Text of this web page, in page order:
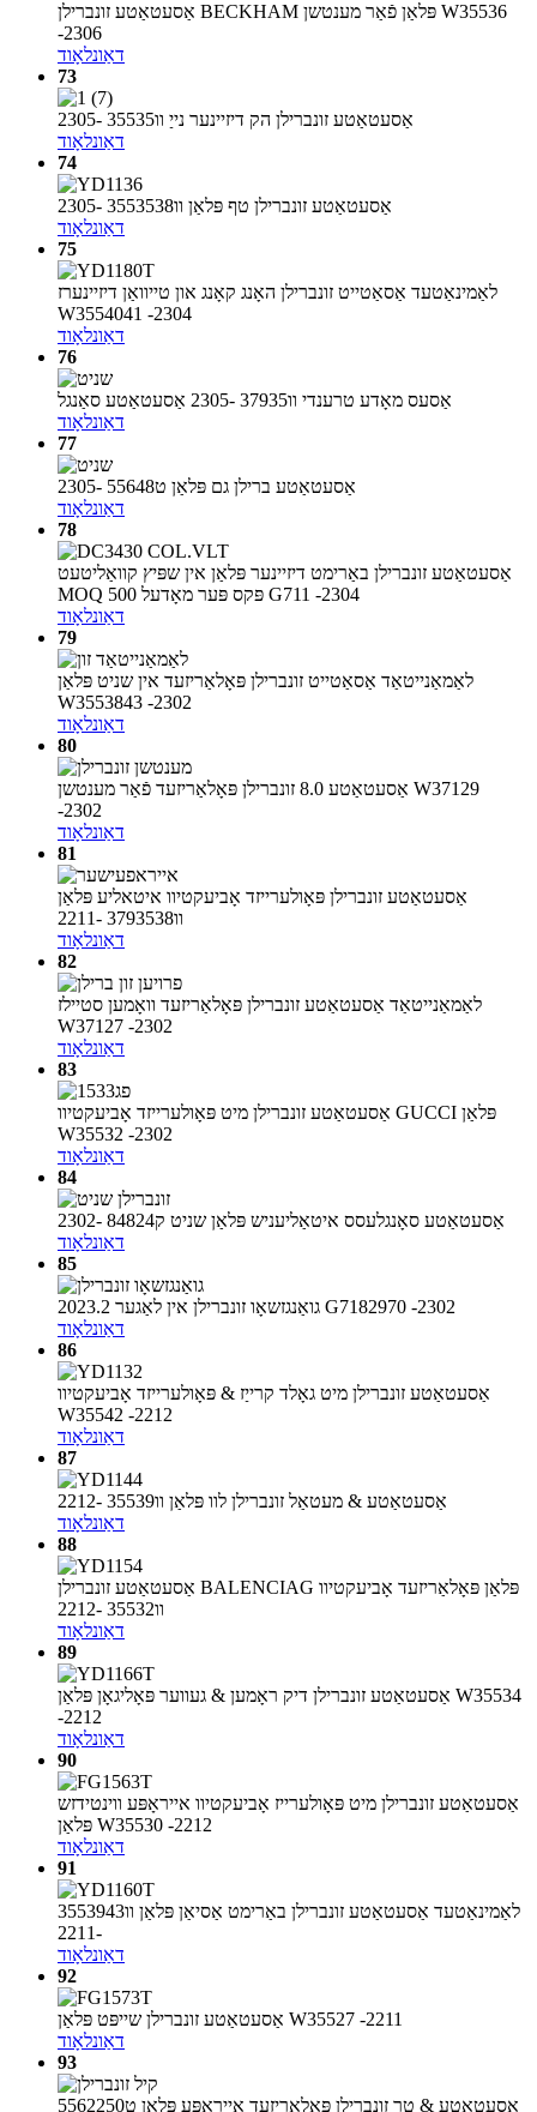
אַסעטאַטע זונברילן BECKHAM פּלאַן פֿאַר מענטשן W35536
-2306
דאַונלאָוד
73
אַסעטאַטע זונברילן הק דיזיינער נייַ וו35535 -2305
דאַונלאָוד
74
אַסעטאַטע זונברילן טף פּלאַן וו3553538 -2305
דאַונלאָוד
75
לאַמינאַטעד אַסאַטייט זונברילן האָנג קאָנג און טייוואַן דיזיינערז
W3554041 -2304
דאַונלאָוד
76
אַסעס מאָדע טרענדי וו37935 -2305 אַסעטאַטע סאַנגל
דאַונלאָוד
77
אַסעטאַטע ברילן גם פּלאַן ט55648 -2305
דאַונלאָוד
78
אַסעטאַטע זונברילן באַרימט דיזיינער פּלאַן אין שפּיץ קוואַליטעט
MOQ 500 פּקס פּער מאָדעל G711 -2304
דאַונלאָוד
79
לאַמאַנייטאַד אַסאַטייט זונברילן פּאָלאַריזעד אין שניט פּלאַן
W3553843 -2302
דאַונלאָוד
80
אַסעטאַטע 8.0 זונברילן פּאָלאַריזעד פֿאַר מענטשן W37129
-2302
דאַונלאָוד
81
אַסעטאַטע זונברילן פּאָולערייזד אָביעקטיוו איטאליע פּלאַן
וו3793538 -2211
דאַונלאָוד
82
לאַמאַנייטאַד אַסעטאַטע זונברילן פּאָלאַריזעד וואָמען סטיילז
W37127 -2302
דאַונלאָוד
83
אַסעטאַטע זונברילן מיט פּאָולערייזד אָביעקטיוו GUCCI פּלאַן
W35532 -2302
דאַונלאָוד
84
אַסעטאַטע סאָנגלעסס איטאַליעניש פּלאַן שניט ק84824 -2302
דאַונלאָוד
85
גואַנגזשאָו זונברילן אין לאַגער 2023.2 G7182970 -2302
דאַונלאָוד
86
אַסעטאַטע זונברילן מיט גאָלד קרייַז & פּאָולערייזד אָביעקטיוו
W35542 -2212
דאַונלאָוד
87
אַסעטאַטע & מעטאַל זונברילן לוו פּלאַן וו35539 -2212
דאַונלאָוד
88
אַסעטאַטע זונברילן BALENCIAG פּלאַן פּאָלאַריזעד אָביעקטיוו
וו35532 -2212
דאַונלאָוד
89
אַסעטאַטע זונברילן דיק ראָמען & געווער פּאָליגאָן פּלאַן W35534
-2212
דאַונלאָוד
90
אַסעטאַטע זונברילן מיט פּאָולערייז אָביעקטיוו אייראָפּע ווינטידזש
פּלאַן W35530 -2212
דאַונלאָוד
91
לאַמינאַטעד אַסעטאַטע זונברילן באַרימט אַסיאַן פּלאַן וו3553943
-2211
דאַונלאָוד
92
אַסעטאַטע זונברילן שייפּט פּלאַן W35527 -2211
דאַונלאָוד
93
אַסעטאַטע & טר זונברילן פּאָלאַריזעד אייראָפּע פּלאַן ט5562250